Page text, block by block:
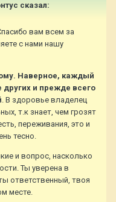
сказал:
вам всем за
с нами нашу
Наверное, каждый
других и прежде всего
. В здоровье владелец
т.к знает, чем грозят
переживания, это и
тесно.
и вопрос, насколько
Ты уверена в
ответственный, твоя
месте.